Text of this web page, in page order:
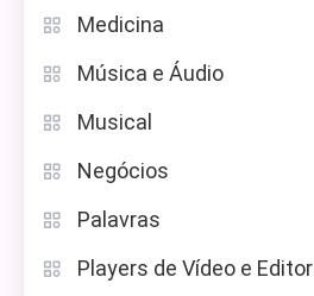
Medicina
Música e Áudio
Musical
Negócios
Palavras
Players de Vídeo e